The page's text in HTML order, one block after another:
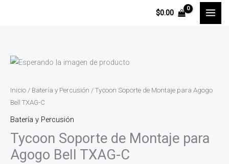
$0.00
Inicio / Batería y Percusión / Tycoon Soporte de Montaje para Agogo
Bell TXAG-C
Batería y Percusión
Tycoon Soporte de Montaje para
Agogo Bell TXAG-C